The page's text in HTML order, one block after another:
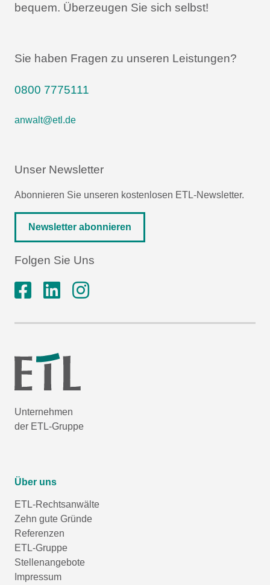
bequem. Überzeugen Sie sich selbst!
Sie haben Fragen zu unseren Leistungen?
0800 7775111
anwalt@etl.de
Unser Newsletter
Abonnieren Sie unseren kostenlosen ETL-Newsletter.
Newsletter abonnieren
Folgen Sie Uns
Unternehmen
der ETL-Gruppe
Über uns
ETL-Rechtsanwälte
Zehn gute Gründe
Referenzen
ETL-Gruppe
Stellenangebote
Impressum